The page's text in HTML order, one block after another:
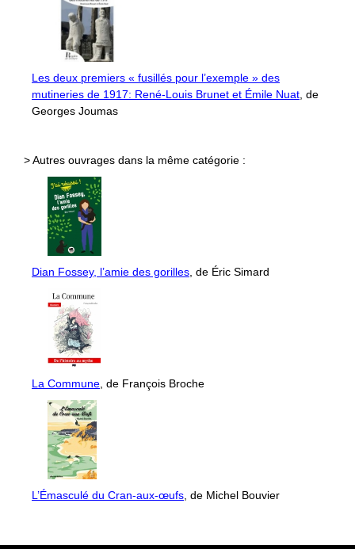
Les deux premiers « fusillés pour l’exemple » des
mutineries de 1917: René-Louis Brunet et Émile Nuat, de
Georges Joumas
> Autres ouvrages dans la même catégorie :
Dian Fossey, l’amie des gorilles, de Éric Simard
La Commune, de François Broche
L’Émasculé du Cran-aux-œufs, de Michel Bouvier